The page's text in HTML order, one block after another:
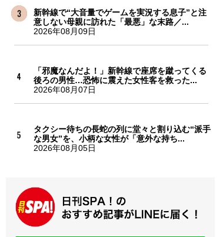
新幹線で“大音量でゲームを実況する息子”と注
意しない母親に訪れた「最悪」な末路／...
2026年08月09日
「邪魔なんだよ！」新幹線で座席を蹴ってくる
後ろの男性…恐怖に震えた女性客を救った...
2026年08月07日
タクシー待ちの長蛇の列に堂々と割り込む“派手
な男女”を、小柄な女性が「意外な持ち...
2026年08月05日